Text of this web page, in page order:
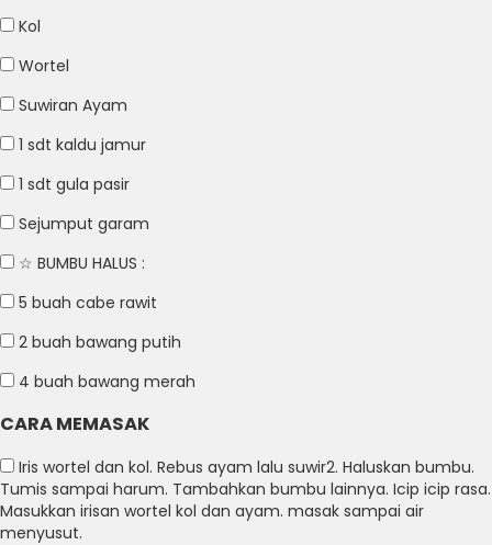
Kol
Wortel
Suwiran Ayam
1 sdt kaldu jamur
1 sdt gula pasir
Sejumput garam
☆ BUMBU HALUS :
5 buah cabe rawit
2 buah bawang putih
4 buah bawang merah
CARA MEMASAK
Iris wortel dan kol. Rebus ayam lalu suwir2. Haluskan bumbu.
Tumis sampai harum. Tambahkan bumbu lainnya. Icip icip rasa.
Masukkan irisan wortel kol dan ayam. masak sampai air
menyusut.